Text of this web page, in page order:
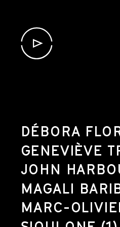
DÉBORA
GENEVIÈVE
JOHN
MAGALI
MARC-